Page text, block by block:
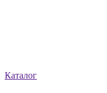
Каталог